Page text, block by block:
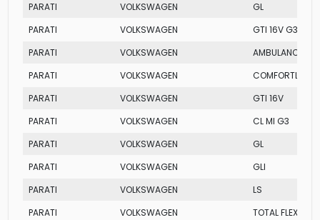
PARATI
VOLKSWAGEN
GL
PARATI
VOLKSWAGEN
GTI 16V G3
PARATI
VOLKSWAGEN
AMBULANCIA
PARATI
VOLKSWAGEN
COMFORTLINE
PARATI
VOLKSWAGEN
GTI 16V
PARATI
VOLKSWAGEN
CL MI G3
PARATI
VOLKSWAGEN
GL
PARATI
VOLKSWAGEN
GLI
PARATI
VOLKSWAGEN
LS
PARATI
VOLKSWAGEN
TOTAL FLEX